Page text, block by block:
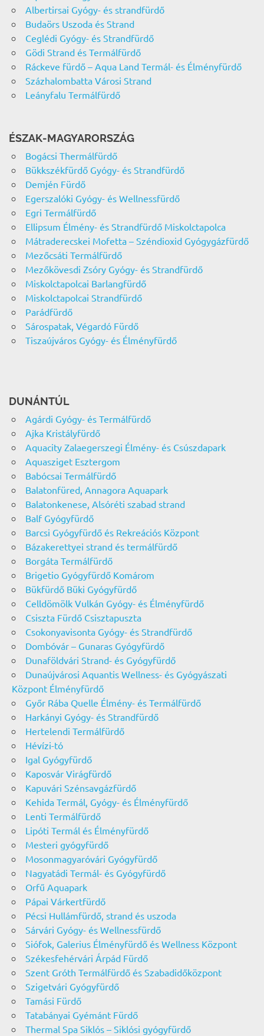
Albertirsai Gyógy- és strandfürdő
Budaörs Uszoda és Strand
Ceglédi Gyógy- és Strandfürdő
Gödi Strand és Termálfürdő
Ráckeve fürdő – Aqua Land Termál- és Élményfürdő
Százhalombatta Városi Strand
Leányfalu Termálfürdő
ÉSZAK-MAGYARORSZÁG
Bogácsi Thermálfürdő
Bükkszékfürdő Gyógy- és Strandfürdő
Demjén Fürdő
Egerszalóki Gyógy- és Wellnessfürdő
Egri Termálfürdő
Ellipsum Élmény- és Strandfürdő Miskolctapolca
Mátraderecskei Mofetta – Széndioxid Gyógygázfürdő
Mezőcsáti Termálfürdő
Mezőkövesdi Zsóry Gyógy- és Strandfürdő
Miskolctapolcai Barlangfürdő
Miskolctapolcai Strandfürdő
Parádfürdő
Sárospatak, Végardó Fürdő
Tiszaújváros Gyógy- és Élményfürdő
DUNÁNTÚL
Agárdi Gyógy- és Termálfürdő
Ajka Kristályfürdő
Aquacity Zalaegerszegi Élmény- és Csúszdapark
Aquasziget Esztergom
Babócsai Termálfürdő
Balatonfüred, Annagora Aquapark
Balatonkenese, Alsóréti szabad strand
Balf Gyógyfürdő
Barcsi Gyógyfürdő és Rekreációs Központ
Bázakerettyei strand és termálfürdő
Borgáta Termálfürdő
Brigetio Gyógyfürdő Komárom
Bükfürdő Büki Gyógyfürdő
Celldömölk Vulkán Gyógy- és Élményfürdő
Csiszta Fürdő Csisztapuszta
Csokonyavisonta Gyógy- és Strandfürdő
Dombóvár – Gunaras Gyógyfürdő
Dunaföldvári Strand- és Gyógyfürdő
Dunaújvárosi Aquantis Wellness- és Gyógyászati
Központ Élményfürdő
Győr Rába Quelle Élmény- és Termálfürdő
Harkányi Gyógy- és Strandfürdő
Hertelendi Termálfürdő
Hévízi-tó
Igal Gyógyfürdő
Kaposvár Virágfürdő
Kapuvári Szénsavgázfürdő
Kehida Termál, Gyógy- és Élményfürdő
Lenti Termálfürdő
Lipóti Termál és Élményfürdő
Mesteri gyógyfürdő
Mosonmagyaróvári Gyógyfürdő
Nagyatádi Termál- és Gyógyfürdő
Orfű Aquapark
Pápai Várkertfürdő
Pécsi Hullámfürdő, strand és uszoda
Sárvári Gyógy- és Wellnessfürdő
Siófok, Galerius Élményfürdő és Wellness Központ
Székesfehérvári Árpád Fürdő
Szent Gróth Termálfürdő és Szabadidőközpont
Szigetvári Gyógyfürdő
Tamási Fürdő
Tatabányai Gyémánt Fürdő
Thermal Spa Siklós – Siklósi gyógyfürdő